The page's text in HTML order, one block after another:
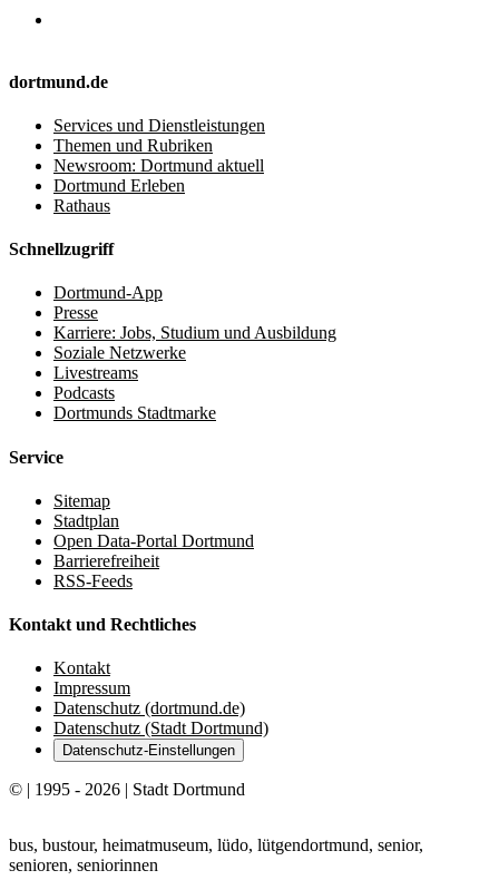
dortmund.de
Services und Dienstleistungen
Themen und Rubriken
Newsroom: Dortmund aktuell
Dortmund Erleben
Rathaus
Schnellzugriff
Dortmund-App
Presse
Karriere: Jobs, Studium und Ausbildung
Soziale Netzwerke
Livestreams
Podcasts
Dortmunds Stadtmarke
Service
Sitemap
Stadtplan
Open Data-Portal Dortmund
Barrierefreiheit
RSS-Feeds
Kontakt und Rechtliches
Kontakt
Impressum
Datenschutz (dortmund.de)
Datenschutz (Stadt Dortmund)
Datenschutz-Einstellungen
© | 1995 - 2026 | Stadt Dortmund
bus, bustour, heimatmuseum, lüdo, lütgendortmund, senior,
senioren, seniorinnen